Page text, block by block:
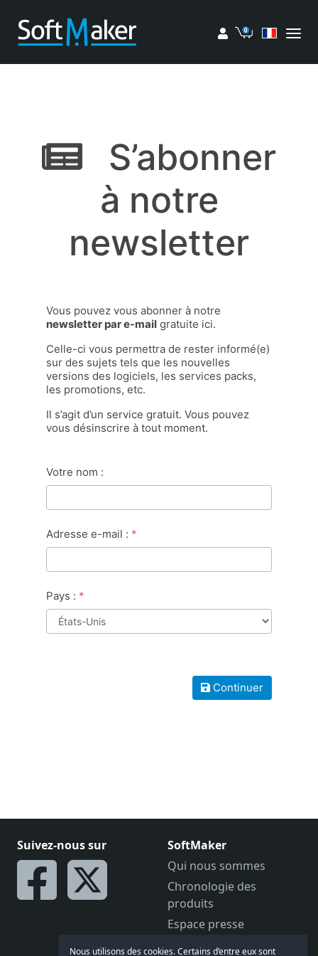
Mon compte
Panier
Nous utilisons des cookies. Certains d’entre eux sont
Suivez-nous sur
SoftMaker
Qui nous sommes
Chronologie des
produits
Espace presse
Offres d’emploi